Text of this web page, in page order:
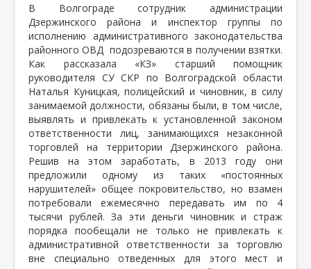
В Волгограде сотрудник администрации
Дзержинского района и инспектор группы по
исполнению административного законодательства
районного ОВД подозреваются в получении взятки.
Как рассказала «КЗ» старший помощник
руководителя СУ СКР по Волгоградской области
Наталья Куницкая, полицейский и чиновник, в силу
занимаемой должности, обязаны были, в том числе,
выявлять и привлекать к установленной законом
ответственности лиц, занимающихся незаконной
торговлей на территории Дзержинского района.
Решив на этом заработать, в 2013 году они
предложили одному из таких «постоянных
нарушителей» общее покровительство, но взамен
потребовали ежемесячно передавать им по 4
тысячи рублей. За эти деньги чиновник и страж
порядка пообещали не только не привлекать к
административной ответственности за торговлю
вне специально отведенных для этого мест и